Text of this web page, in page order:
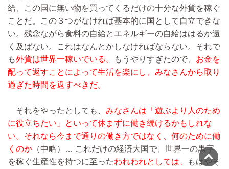
給、この国に無い物を買ってくるだけの十分な外貨を稼ぐ
ことだ。この３つがなければ基本的に国として自立できな
い。残念ながら食料の自給とエネルギーの自給ははるか遠
く及ばない。これはなんとかしなければならない。それで
も外貨は世界一稼いでいる。 もうやりすぎたので、 お金を
配って返すことによって生活を楽にし、みなさんから取り
過ぎた時間を返すべきだ。
それをやったとしても、 みなさんは「遊ぶより人のため
に役立ちたい」といって休まずに働き続けるかもしれな
い。それなら今まで通りの働き方ではなく、何のために働
くのか （中略）… これだけの経済大国で、世界一の黒字
を稼ぐ生産性を持つに至ったわれわれとしては、
もはやそ